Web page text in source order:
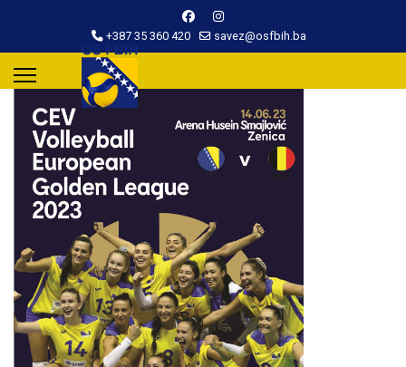
+387 35 360 420 savez@osfbih.ba